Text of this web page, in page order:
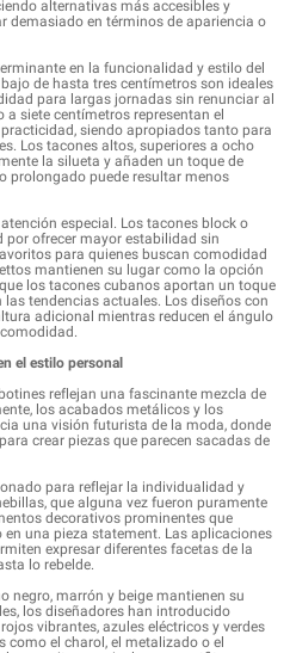
alternativas más accesibles y
demasiado en términos de apariencia o
en la funcionalidad y estilo del
de hasta tres centímetros son ideales
para largas jornadas sin renunciar al
siete centímetros representan el
siendo apropiados tanto para
Los tacones altos, superiores a ocho
la silueta y añaden un toque de
prolongado puede resultar menos
especial. Los tacones block o
ofrecer mayor estabilidad sin
para quienes buscan comodidad
mantienen su lugar como la opción
los tacones cubanos aportan un toque
tendencias actuales. Los diseños con
adicional mientras reducen el ángulo
el estilo personal
reflejan una fascinante mezcla de
los acabados metálicos y los
una visión futurista de la moda, donde
crear piezas que parecen sacadas de
para reflejar la individualidad y
que alguna vez fueron puramente
decorativos prominentes que
una pieza statement. Las aplicaciones
expresar diferentes facetas de la
lo rebelde.
negro, marrón y beige mantienen su
los diseñadores han introducido
vibrantes, azules eléctricos y verdes
como el charol, el metalizado o el